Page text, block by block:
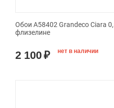
Обои A58402 Grandeco Ciara
флизелине
2 100₽ нет в наличии